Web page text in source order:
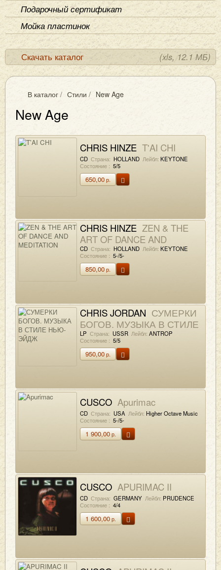
Подарочный сертификат
Мойка пластинок
Скачать каталог (xls, 12.1 МБ)
В каталог / Стили / New Age
New Age
CHRIS HINZE T'AI CHI
CD Страна: HOLLAND Лейбл: KEYTONE
Состояние : 5/5
650,00р.
CHRIS HINZE ZEN & THE
ART OF DANCE AND
MEDITATION
CD Страна: HOLLAND Лейбл: KEYTONE
Состояние : 5-/5-
850,00р.
CHRIS JORDAN СУМЕРКИ
БОГОВ. МУЗЫКА В СТИЛЕ
НЬЮ-ЭЙДЖ
LP Страна: USSR Лейбл: ANTROP
Состояние : 5/5
950,00р.
CUSCO Apurimac
CD Страна: USA Лейбл: Higher Octave Music
Состояние : 5-/5-
1 900,00р.
CUSCO APURIMAC II
CD Страна: GERMANY Лейбл: PRUDENCE
Состояние : 4/4
1 600,00р.